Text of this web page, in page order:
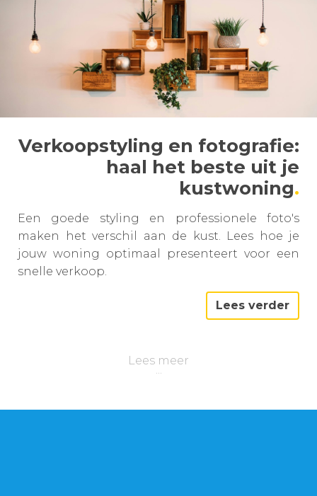
Verkoopstyling en fotografie:
haal het beste uit je
kustwoning
Een goede styling en professionele foto's
maken het verschil aan de kust. Lees hoe je
jouw woning optimaal presenteert voor een
snelle verkoop.
Lees verder
Lees meer